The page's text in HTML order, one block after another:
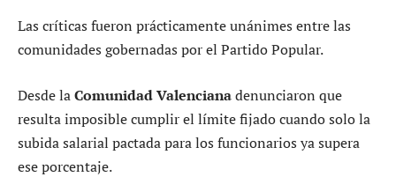
Las críticas fueron prácticamente unánimes entre las
comunidades gobernadas por el Partido Popular.
Desde laComunidad Valencianadenunciaron que
resulta imposible cumplir el límite fijado cuando solo la
subida salarial pactada para los funcionarios ya supera
ese porcentaje.